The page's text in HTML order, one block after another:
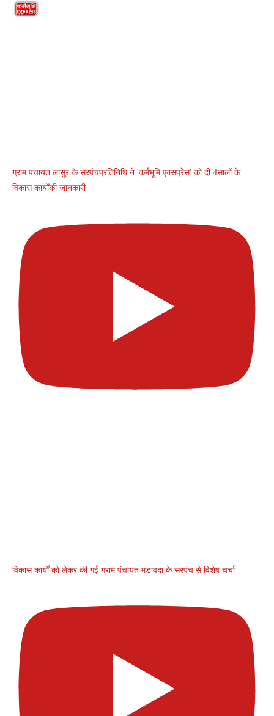
ग्राम पंचायत लासुर के सरपंचप्रतिनिधि ने 'कर्मभूमि एक्सप्रेस' को दी 4सालों के
विकास कार्योंकी जानकारी
विकास कार्यों को लेकर की गई ग्राम पंचायत मडावदा के सरपंच से विशेष चर्चा